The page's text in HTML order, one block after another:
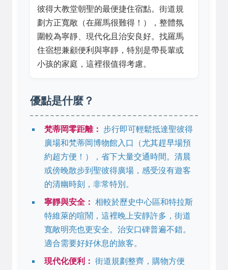
彼得大教堂朝聖的最便捷住宿點。街道規
劃方正寬敞（在羅馬很難得！），整體氛
圍較為寧靜、現代化且治安良好。找羅馬
住宿想兼顧便利與寧靜，特別是帶長輩或
小孩的家庭，這裡很值得考慮。
優點是什麼？
梵蒂岡零距離：
步行即可輕鬆抵達聖彼得
廣場和梵蒂岡博物館入口（尤其趕早場預
約超方便！），省下大量交通時間。清晨
或傍晚散步到聖彼得廣場，感受沒有遊客
的清幽時刻，非常特別。
寧靜與安全： 相較於歷史中心區和特拉斯
特維萊的喧鬧，這裡晚上安靜許多，街道
寬敞明亮也更安全。治安口碑普遍不錯。
適合需要好好休息的旅客。
現代化便利： 街道規劃整齊，購物方便